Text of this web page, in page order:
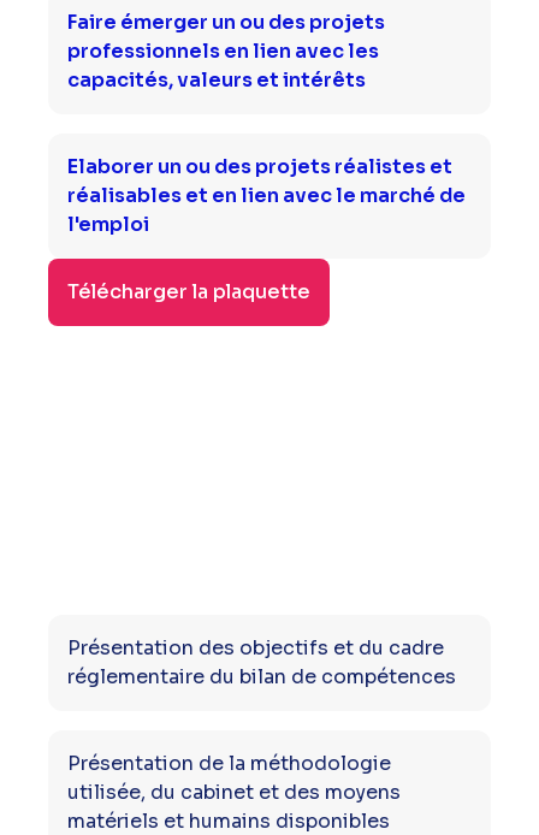
Faire émerger un ou des projets
professionnels en lien avec les
capacités, valeurs et intérêts
Elaborer un ou des projets réalistes et
réalisables et en lien avec le marché de
l'emploi
Télécharger la plaquette
Présentation des objectifs et du cadre
réglementaire du bilan de compétences
Présentation de la méthodologie
utilisée, du cabinet et des moyens
matériels et humains disponibles